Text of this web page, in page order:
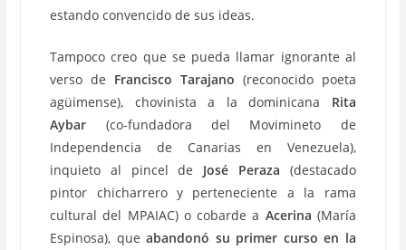
estando convencido de sus ideas.
Tampoco creo que se pueda llamar ignorante al
verso de Francisco Tarajano (reconocido poeta
agüimense), chovinista a la dominicana Rita
Aybar (co-fundadora del Movimineto de
Independencia de Canarias en Venezuela),
inquieto al pincel de José Peraza (destacado
pintor chicharrero y perteneciente a la rama
cultural del MPAIAC) o cobarde a Acerina (María
Espinosa), queabandonó su primer curso en la